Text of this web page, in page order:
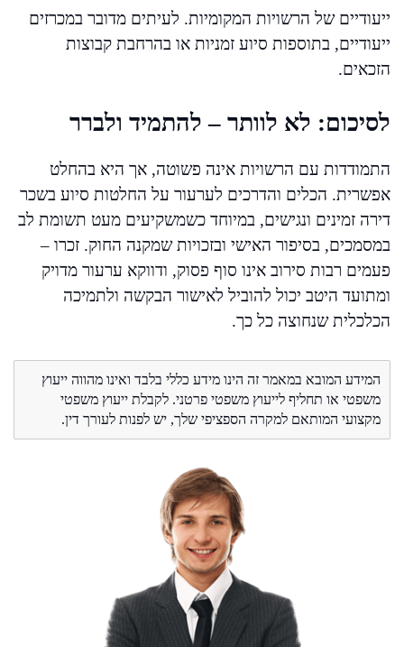
ייעודיים של הרשויות המקומיות. לעיתים מדובר במכרזים
ייעודיים, בתוספות סיוע זמניות או בהרחבת קבוצות
הזכאים.
לסיכום: לא לוותר – להתמיד ולברר
התמודדות עם הרשויות אינה פשוטה, אך היא בהחלט
אפשרית. הכלים והדרכים לערעור על החלטות סיוע בשכר
דירה זמינים ונגישים, במיוחד כשמשקיעים מעט תשומת לב
במסמכים, בסיפור האישי ובזכויות שמקנה החוק. זכרו –
פעמים רבות סירוב אינו סוף פסוק, ודווקא ערעור מדויק
ומתועד היטב יכול להוביל לאישור הבקשה ולתמיכה
הכלכלית שנחוצה כל כך.
המידע המובא במאמר זה הינו מידע כללי בלבד ואינו מהווה ייעוץ
משפטי או תחליף לייעוץ משפטי פרטני. לקבלת ייעוץ משפטי
מקצועי המותאם למקרה הספציפי שלך, יש לפנות לעורך דין.